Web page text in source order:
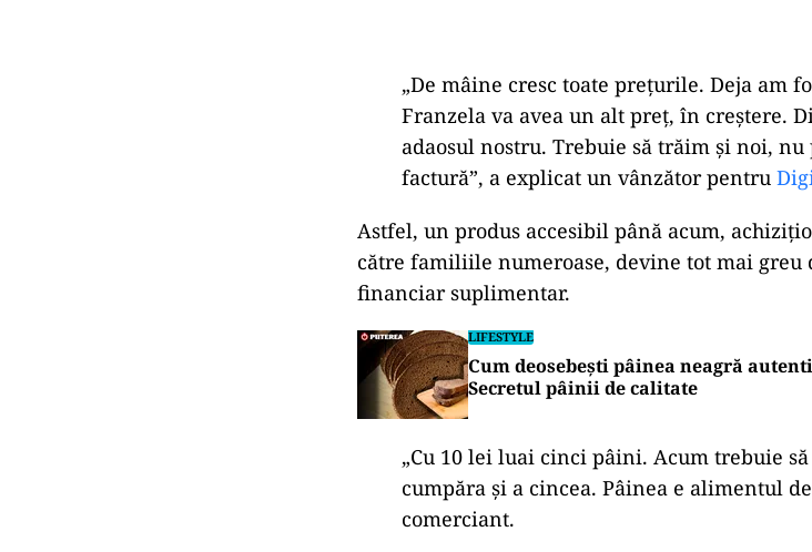
„De mâine cresc toate prețurile. Deja am
Franzela va avea un alt preț, în creștere.
adaosul nostru. Trebuie să trăim și noi,
factură”, a explicat un vânzător pentru
Astfel, un produs accesibil până acum,
către familiile numeroase, devine tot mai
financiar suplimentar.
LIFESTYLE
Cum deosebești pâinea neagră
Secretul pâinii de calitate
„Cu 10 lei luai cinci pâini. Acum trebuie
cumpăra și a cincea. Pâinea e alimentul
comerciant.